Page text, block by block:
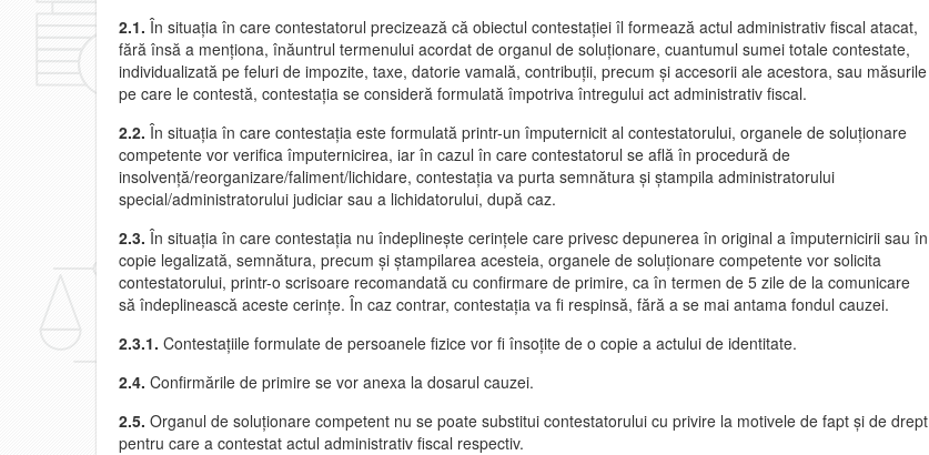
2.1. În situaţia în care contestatorul precizează că obiectul contestaţiei îl formează actul administrativ fiscal atacat,
fără însă a menţiona, înăuntrul termenului acordat de organul de soluţionare, cuantumul sumei totale contestate,
individualizată pe feluri de impozite, taxe, datorie vamală, contribuţii, precum şi accesorii ale acestora, sau măsurile
pe care le contestă, contestaţia se consideră formulată împotriva întregului act administrativ fiscal.
2.2. În situaţia în care contestaţia este formulată printr-un împuternicit al contestatorului, organele de soluţionare
competente vor verifica împuternicirea, iar în cazul în care contestatorul se află în procedură de
insolvenţă/reorganizare/faliment/lichidare, contestaţia va purta semnătura şi ştampila administratorului
special/administratorului judiciar sau a lichidatorului, după caz.
2.3. În situaţia în care contestaţia nu îndeplineşte cerinţele care privesc depunerea în original a împuternicirii sau în
copie legalizată, semnătura, precum şi ştampilarea acesteia, organele de soluţionare competente vor solicita
contestatorului, printr-o scrisoare recomandată cu confirmare de primire, ca în termen de 5 zile de la comunicare
să îndeplinească aceste cerinţe. În caz contrar, contestaţia va fi respinsă, fără a se mai antama fondul cauzei.
2.3.1. Contestaţiile formulate de persoanele fizice vor fi însoţite de o copie a actului de identitate.
2.4. Confirmările de primire se vor anexa la dosarul cauzei.
2.5. Organul de soluţionare competent nu se poate substitui contestatorului cu privire la motivele de fapt şi de drept
pentru care a contestat actul administrativ fiscal respectiv.